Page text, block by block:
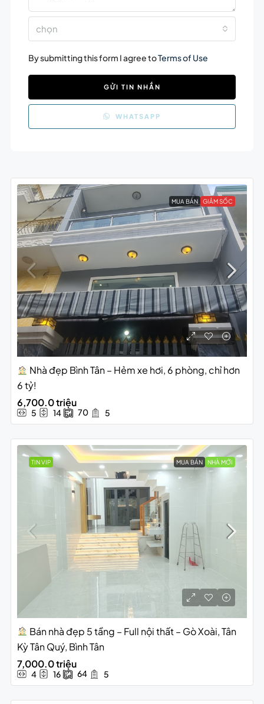
chọn
By submitting this form I agree toTerms of Use
GỬI TIN NHẮN
WHATSAPP
MUA BÁN GIẢM SỐC
Nhà đẹp Bình Tân – Hẻm xe hơi, 6 phòng, chỉ hơn
6 tỷ!
6,700.0 triệu
5 14 70 5
TIN VIP MUA BÁN NHÀ MỚI
Bán nhà đẹp 5 tầng – Full nội thất – Gò Xoài, Tân
Kỳ Tân Quý, Bình Tân
7,000.0 triệu
4 16 64 5